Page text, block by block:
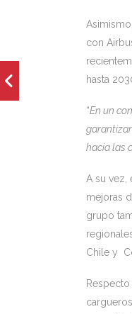
con
hasta
“En un
hacia las
A su vez,
mejoras
grupo
Chile y